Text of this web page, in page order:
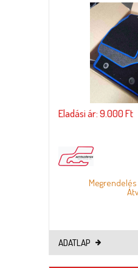
Eladási ár: 9.000 Ft
ADATLAP